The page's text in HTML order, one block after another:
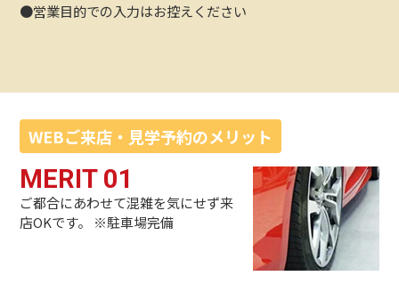
●営業目的での入力はお控えください
WEBご来店・見学予約のメリット
MERIT 01
ご都合にあわせて混雑を気にせず来
店OKです。
※駐車場完備